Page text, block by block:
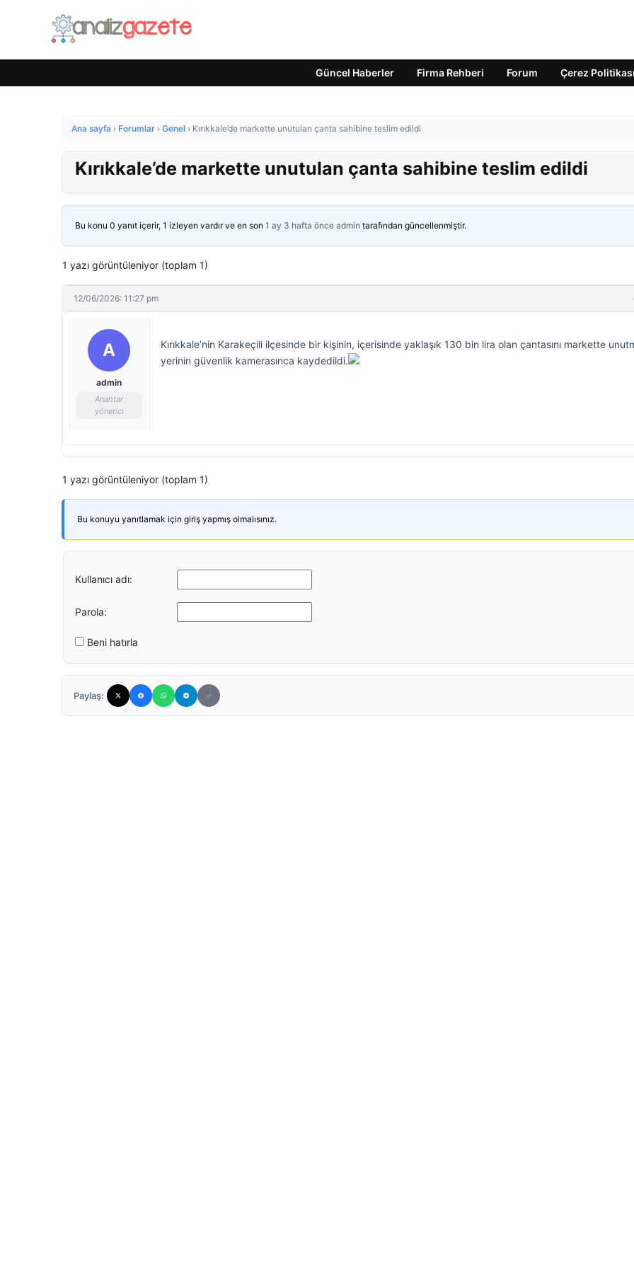
Güncel Haberler Firma Rehberi Forum Çerez Politikası
Ana sayfa › Forumlar › Genel › Kırıkkale’de markette unutulan çanta sahibine teslim edildi
Kırıkkale’de markette unutulan çanta sahibine teslim edildi
Bu konu 0 yanıt içerir, 1 izleyen vardır ve en son 1 ay 3 hafta önce admin tarafından güncellenmiştir.
1 yazı görüntüleniyor (toplam 1)
12/06/2026: 11:27 pm
A
admin
Anahtar
yönetici
Kırıkkale’nin Karakeçili ilçesinde bir kişinin, içerisinde yaklaşık 130 bin lira olan çantasını markette
yerinin güvenlik kamerasınca kaydedildi.
1 yazı görüntüleniyor (toplam 1)
Bu konuyu yanıtlamak için giriş yapmış olmalısınız.
Kullanıcı adı:
Parola:
Beni hatırla
Paylaş: